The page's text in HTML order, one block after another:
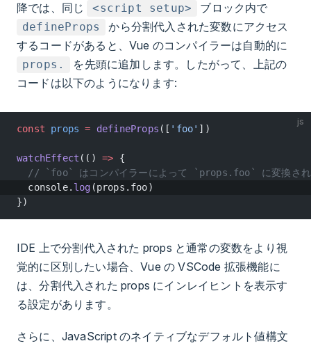
降では、同じ
<script setup> ブロック内で
defineProps
から分割代入された変数にアクセス
するコードがあると、Vue のコンパイラーは自動的に
props.
を先頭に追加します。したがって、上記の
コードは以下のようになります:
js
const props = defineProps ([ 'foo' ])
watchEffect (() => {
// `foo` はコンパイラーによって `props.foo` に変換さ
  console.
log (props.foo)
})
IDE 上で分割代入された props と通常の変数をより視
覚的に区別したい場合、Vue の VSCode 拡張機能に
は、分割代入された props にインレイヒントを表示す
る設定があります。
さらに、JavaScript のネイティブなデフォルト値構文